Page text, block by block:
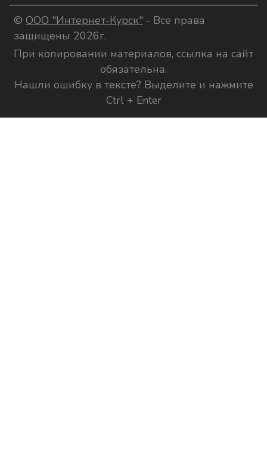
© ООО "Интернет-Курск" - Все права
защищены 2026г.
При копировании материалов, ссылка на сайт
обязательна.
Нашли ошибку в тексте? Выделите и нажмите
Ctrl + Enter